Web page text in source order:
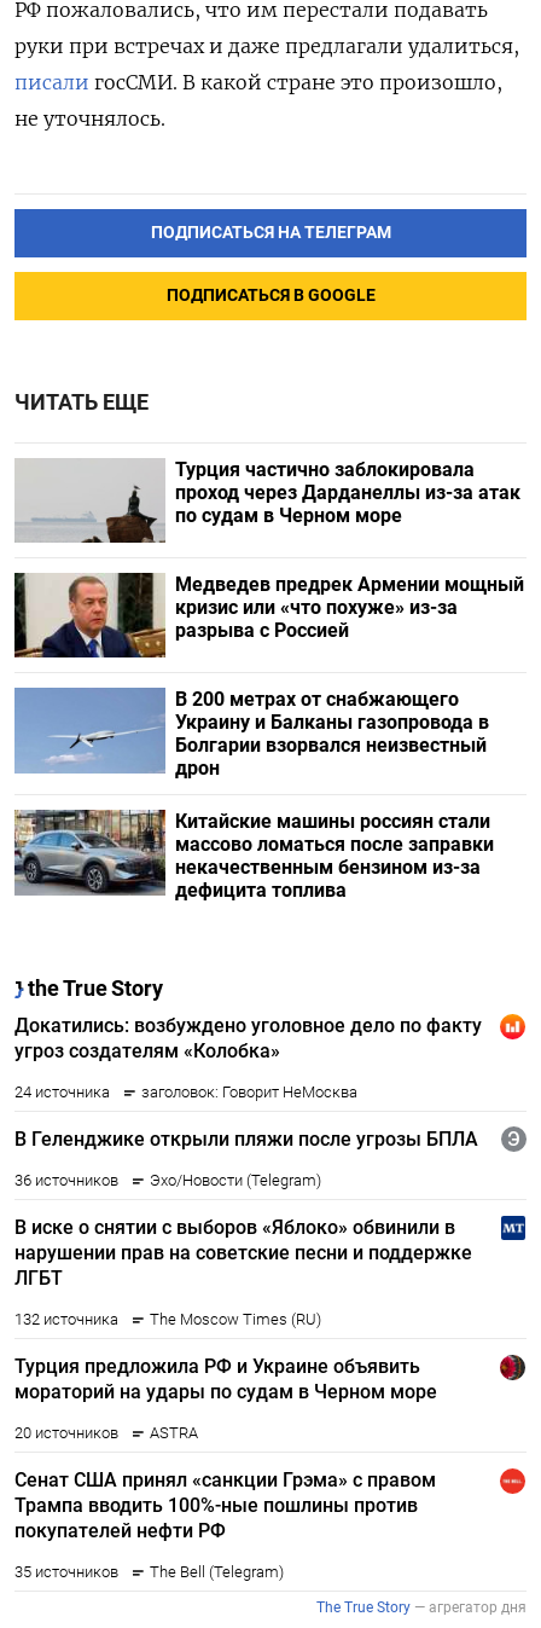
РФ пожаловались, что им перестали подавать
руки при встречах и даже предлагали удалиться,
писали госСМИ. В какой стране это произошло,
не уточнялось.
ПОДПИСАТЬСЯ НА ТЕЛЕГРАМ
ПОДПИСАТЬСЯ В GOOGLE
ЧИТАТЬ ЕЩЕ
Турция частично заблокировала
проход через Дарданеллы из-за атак
по судам в Черном море
Медведев предрек Армении мощный
кризис или «что похуже» из-за
разрыва с Россией
В 200 метрах от снабжающего
Украину и Балканы газопровода в
Болгарии взорвался неизвестный
дрон
Китайские машины россиян стали
массово ломаться после заправки
некачественным бензином из-за
дефицита топлива